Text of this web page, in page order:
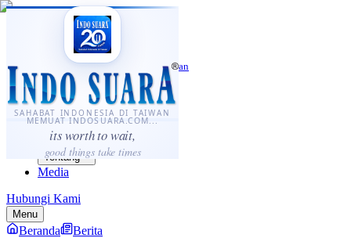
SAHABAT INDONESIA DI TAIWAN
MEMUAT INDOSUARA.COM...
its worth to wait,
good things take times
·...
⌘K
Sahabat Indonesia di Taiwan
Berita
Layanan
Komunitas
Panduan
Tentang
Media
Hubungi Kami
Menu
Beranda Berita